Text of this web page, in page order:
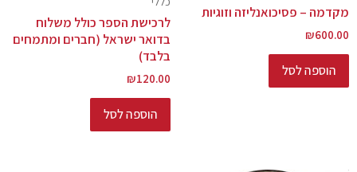
מקדמה – פסיכואנליזה וזוגיות
₪600.00
הוספה לסל
לרכישת הספר כולל משלוח
בדואר ישראל (חברים ומתמחים
בלבד)
₪120.00
הוספה לסל